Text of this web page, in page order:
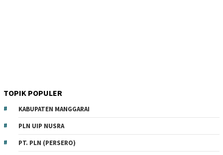
TOPIK POPULER
KABUPATEN MANGGARAI
PLN UIP NUSRA
PT. PLN (PERSERO)